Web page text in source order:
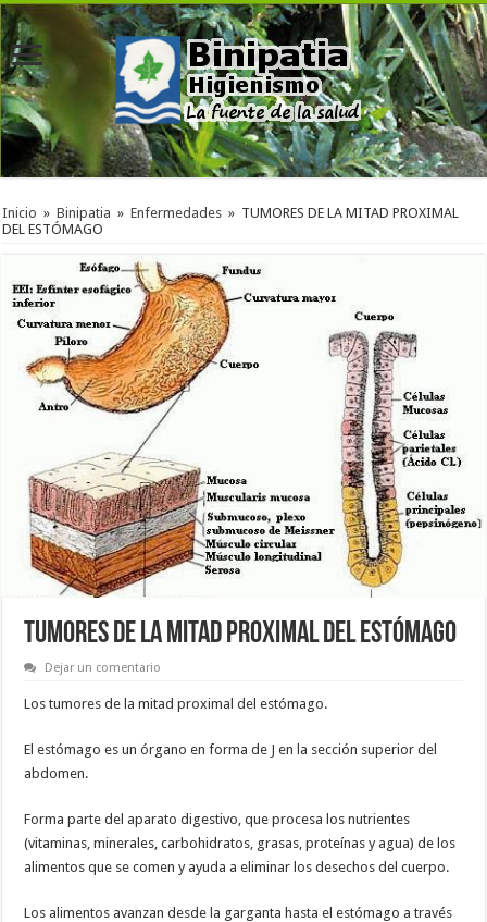
Inicio » Binipatia » Enfermedades » TUMORES DE LA MITAD PROXIMAL
DEL ESTÓMAGO
TUMORES DE LA MITAD PROXIMAL DEL ESTÓMAGO
Dejar un comentario
Los tumores de la mitad proximal del estómago.
El estómago es un órgano en forma de J en la sección superior del
abdomen.
Forma parte del aparato digestivo, que procesa los nutrientes
(vitaminas, minerales, carbohidratos, grasas, proteínas y agua) de los
alimentos que se comen y ayuda a eliminar los desechos del cuerpo.
Los alimentos avanzan desde la garganta hasta el estómago a través